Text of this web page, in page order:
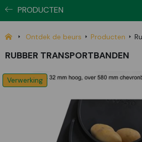
PRODUCTEN
Ontdek de beurs Producten
RUBBER TRANSPORTBANDEN
Verwerking